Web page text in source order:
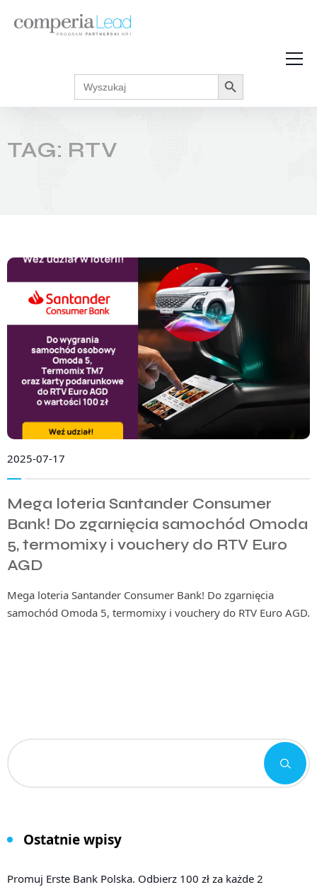
Strefa Wiedzy
Akcje promocyjne
Search
for:
Search Button
TAG: RTV
2025-07-17
Mega loteria Santander Consumer
Bank! Do zgarnięcia samochód Omoda
5, termomixy i vouchery do RTV Euro
AGD
Mega loteria Santander Consumer Bank! Do zgarnięcia
samochód Omoda 5, termomixy i vouchery do RTV Euro AGD.
Ostatnie wpisy
Promuj Erste Bank Polska. Odbierz 100 zł za każde 2